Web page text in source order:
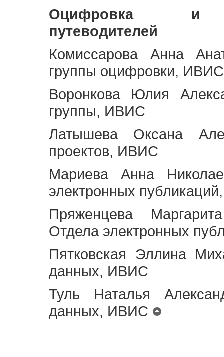
Оцифровка и
путеводителей
Комиссарова Анна
группы оцифровки, ИВИС
Воронкова Юлия
группы, ИВИС
Латышева Оксана
проектов, ИВИС
Мариева Анна
электронных
Пряженцева
Отдела электронных
Пятковская Эллина
данных, ИВИС
Туль Наталья
данных, ИВИС